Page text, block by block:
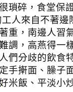
瑣碎，食堂保
人來自不著邊
重，南邊人習
調，高燕得一
們分歧的飲食
手搟面、臊子
米飯、平淡小